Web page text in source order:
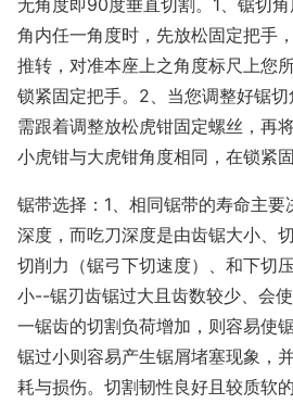
角内任一角度时，先放松固定把手
推转，对准本座上之角度标尺上您
锁紧固定把手。2、当您调整好锯
需跟着调整放松虎钳固定螺丝，再
小虎钳与大虎钳角度相同，在锁紧
锯带选择：1、相同锯带的寿命主要
深度，而吃刀深度是由齿锯大小、
切削力（锯弓下切速度）、和下切
小--锯刃齿锯过大且齿数较少、会
一锯齿的切割负荷增加，则容易使
锯过小则容易产生锯屑堵塞现象，
耗与损伤。切割韧性良好且较质软